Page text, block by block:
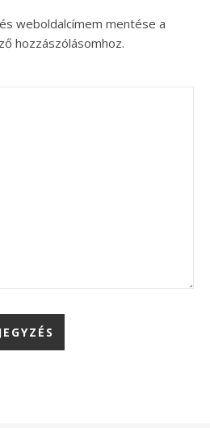
weboldalcímem mentése a
hozzászólásomhoz.